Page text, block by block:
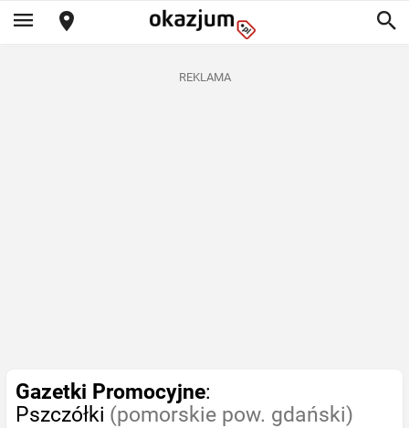
REKLAMA
Gazetki Promocyjne:
Pszczółki (pomorskie pow. gdański)